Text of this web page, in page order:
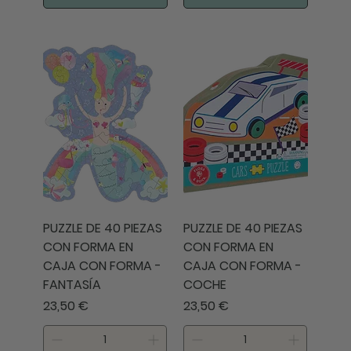
PUZZLE DE 40 PIEZAS
CON FORMA EN
CAJA CON FORMA -
FANTASÍA
Precio
23,50 €
PUZZLE DE 40 PIEZAS
CON FORMA EN
CAJA CON FORMA -
COCHE
Precio
23,50 €